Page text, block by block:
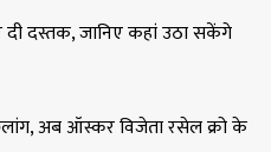
दस्तक, जानिए कहां उठा सकेंगे
अब ऑस्कर विजेता रसेल क्रो के